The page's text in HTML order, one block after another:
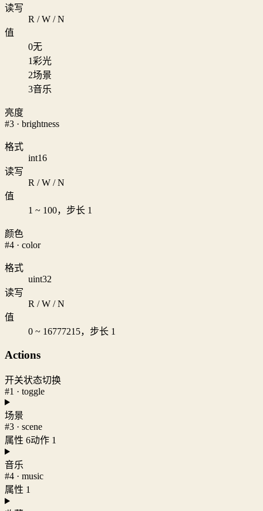
读写
R / W / N
值
0无
1 彩光
2场景
3音乐
亮度
#3 · brightness
格式
int16
读写
R / W / N
值
1 ~ 100，步长 1
颜色
#4 · color
格式
uint32
读写
R / W / N
值
0 ~ 16777215，步长 1
Actions
开关状态切换
#1 · toggle
场景
#3 · scene
属性 6动作 1
音乐
#4 · music
属性 1